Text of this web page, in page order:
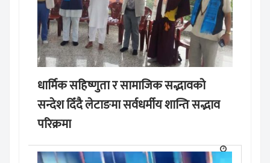
धार्मिक सहिष्णुता र सामाजिक सद्भावको
सन्देश दिँदै लेटाङमा सर्वधर्मीय शान्ति सद्भाव
परिक्रमा